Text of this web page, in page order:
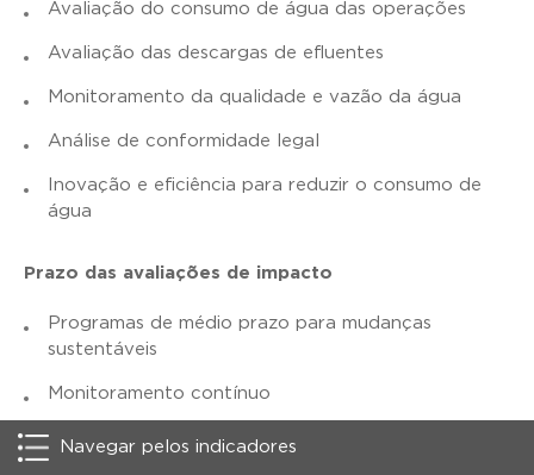
Navegar pelos indicadores
Avaliação do consumo de água das operações
Avaliação das descargas de efluentes
Monitoramento da qualidade e vazão da água
Análise de conformidade legal
Inovação e eficiência para reduzir o consumo de
água
Prazo das avaliações de impacto
Programas de médio prazo para mudanças
sustentáveis
Monitoramento contínuo
Avaliações iniciais para identificação de riscos e
impactos